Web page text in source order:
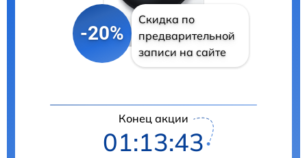
-20%
Скидка по
предварительной
записи на сайте
Конец акции
01:13:42